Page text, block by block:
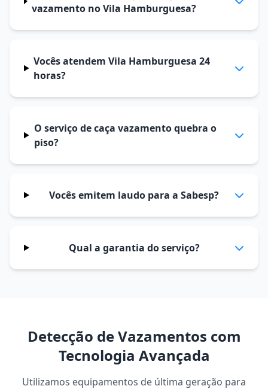
vazamento no Vila Hamburguesa?
Vocês atendem Vila Hamburguesa 24
horas?
O serviço de caça vazamento quebra o
piso?
Vocês emitem laudo para a Sabesp?
Qual a garantia do serviço?
Detecção de Vazamentos com
Tecnologia Avançada
Utilizamos equipamentos de última geração para